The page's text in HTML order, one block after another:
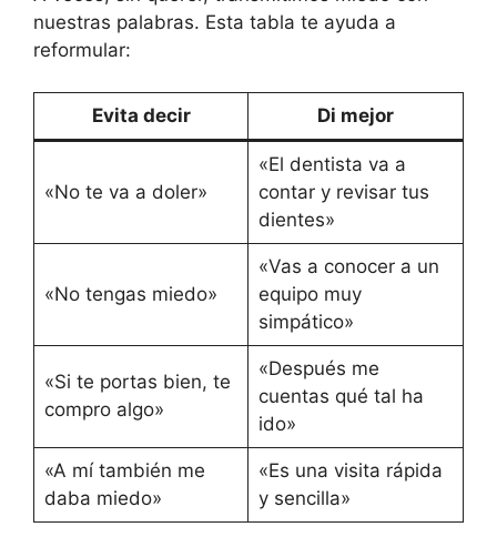
nuestras palabras. Esta tabla te ayuda a
reformular:
Evita decir Di mejor
«No te va a doler»
«El dentista va a
contar y revisar tus
dientes»
«No tengas miedo»
«Vas a conocer a un
equipo muy
simpático»
«Si te portas bien, te
compro algo»
«Después me
cuentas qué tal ha
ido»
«A mí también me
daba miedo»
«Es una visita rápida
y sencilla»